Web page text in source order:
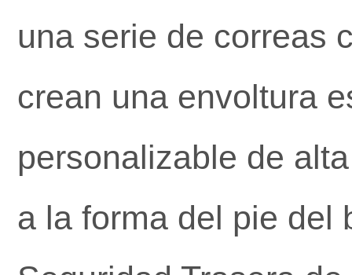
una serie de correas
crean una envoltura
personalizable de
a la forma del pie del